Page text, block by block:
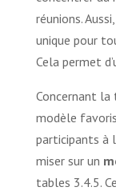
réunions.
unique pour
Cela permet
Concernant
modèle
participants à
miser sur un
tables 3.4.5.